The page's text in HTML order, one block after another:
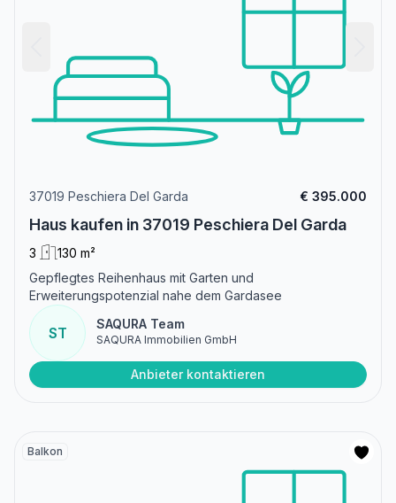
37019 Peschiera Del Garda € 395.000
Haus kaufen in 37019 Peschiera Del Garda
3
130 m²
Gepflegtes Reihenhaus mit Garten und
Erweiterungspotenzial nahe dem Gardasee
ST
SAQURA Team
SAQURA Immobilien GmbH
Anbieter kontaktieren
Balkon